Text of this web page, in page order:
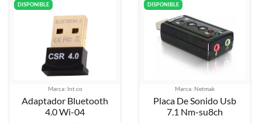
DISPONIBLE
Marca: Int.co
Adaptador Bluetooth
4.0 Wi-04
DISPONIBLE
Marca: Netmak
Placa De Sonido Usb
7.1 Nm-su8ch